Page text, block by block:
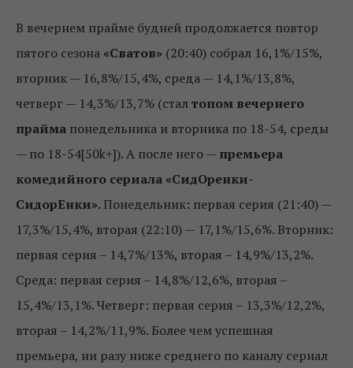
В вечернем прайме будней продолжается повтор
пятого сезона «Сватов» (20:40) собрал 16,1%/15%,
вторник — 16,8%/15,4%, среда — 14,1%/13,8%,
четверг — 14,3%/13,7% (сталтопом вечернего
прайма понедельника и вторника по 18-54, среды
— по 18-54[50k+]). А после него — премьера
комедийного сериала «СидОренки-
СидорЕнки».Понедельник: первая серия (21:40) —
17,3%/15,4%, вторая (22:10) — 17,1%/15,6%. Вторник:
первая серия – 14,7%/13%, вторая – 14,9%/13,2%.
Среда: первая серия – 14,8%/12,6%, вторая –
15,4%/13,1%. Четверг: первая серия – 13,3%/12,2%,
вторая – 14,2%/11,9%. Более чем успешная
премьера, ни разу ниже среднего по каналу сериал